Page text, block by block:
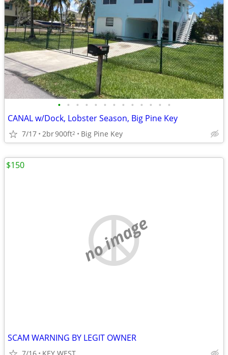
• • • • • • • • • • • • •
CANAL w/Dock, Lobster Season, Big Pine Key
7/17 2br900ft2 Big Pine Key
no image
SCAM WARNING BY LEGIT OWNER
$150